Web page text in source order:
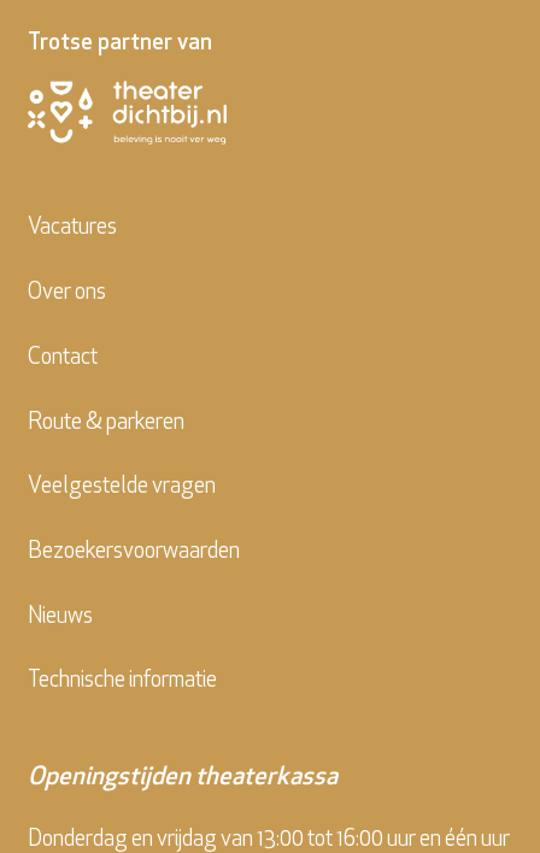
Trotse partner van
Vacatures
Over ons
Contact
Route & parkeren
Veelgestelde vragen
Bezoekersvoorwaarden
Nieuws
Technische informatie
Openingstijden theaterkassa
Donderdag en vrijdag van 13:00 tot 16:00 uur en één uur